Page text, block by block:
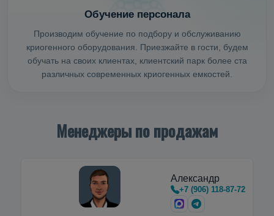
Обучение персонала
Производим обучение по подбору и обслуживанию
криогенного оборудования. Приезжайте в гости, будем
обучать на своих клиентах, клиентский парк более ста
различных современных криогенных емкостей.
Менеджеры по продажам
Александр
+7 (906) 118-87-72